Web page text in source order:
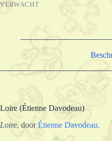
VERWACHT
Loire (Étienne Davodeau)
Loire, doorÉtienne Davodeau.